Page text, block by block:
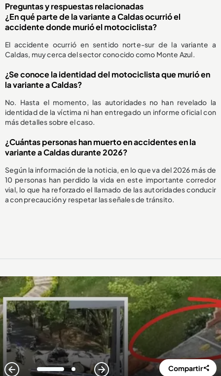
Preguntas y respuestas relacionadas
¿En qué parte de la variante a Caldas ocurrió el
accidente donde murió el motociclista?
El accidente ocurrió en sentido norte-sur de la variante a
Caldas, muy cerca del sector conocido como Monte Azul.
¿Se conoce la identidad del motociclista que murió en
la variante a Caldas?
No. Hasta el momento, las autoridades no han revelado la
identidad de la víctima ni han entregado un informe oficial con
más detalles sobre el caso.
¿Cuántas personas han muerto en accidentes en la
variante a Caldas durante 2026?
Según la información de la noticia, en lo que va del 2026 más de
10 personas han perdido la vida en este importante corredor
vial, lo que ha reforzado el llamado de las autoridades conducir
a con precaución y respetar las señales de tránsito.
1 2 Compartir